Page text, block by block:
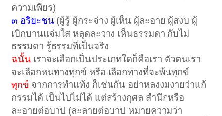
ความเพียร)
๓ อริยะชน (ผู้รู้ ผู้กระจ่าง ผู้เห็น ผู้ละอาย ผู้สงบ ผู้
เบิกบานแจ่มใส หลุดละวาง เห็นธรรมดา กับไม่
ธรรมดา รู้ธรรมที่เป็นจริง
ฉนั้น เราจะเลือกเป็นประเภทใดก็คือเรา ตัวตนเรา
จะเลือกหนทางทุกข์ หรือ เลือกทางที่จะพ้นทุกข์
ทุกข์ จากการทำแท้ง ก็เช่นกัน อย่าหลงงมงายว่าแก้
กรรมได้ เป็นไปไม่ได้ แต่สร้างกุศล สำนึกหรือ
ละอายต่อบาป (ละลายต่อบาป หมายความว่า